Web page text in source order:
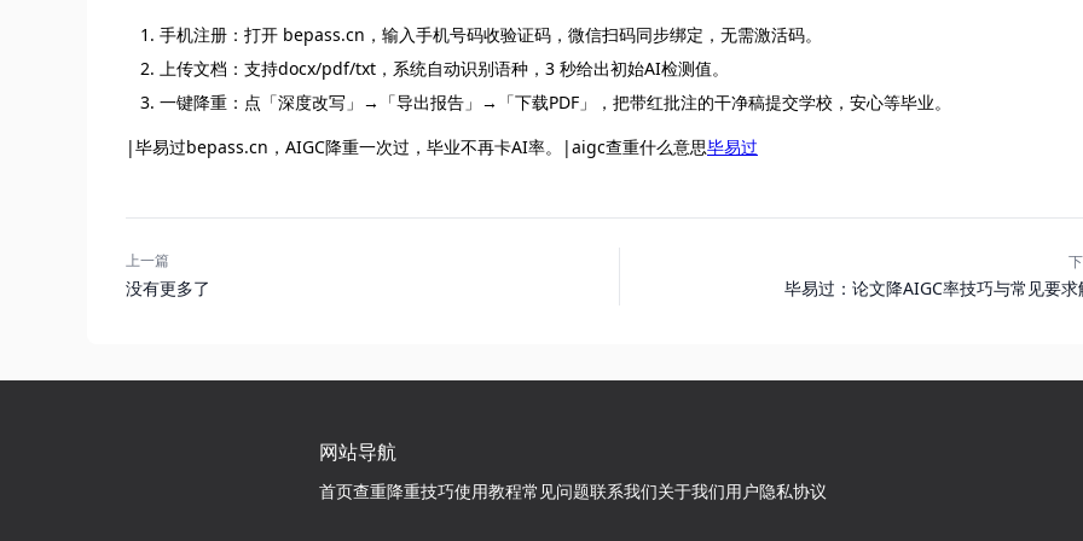
手机注册：打开 bepass.cn，输入手机号码收验证码，微信扫码同步绑定，无需激活码。
上传文档：支持docx/pdf/txt，系统自动识别语种，3 秒给出初始AI检测值。
一键降重：点「深度改写」→「导出报告」→「下载PDF」，把带红批注的干净稿提交学校，安心等毕业。
|毕易过bepass.cn，AIGC降重一次过，毕业不再卡AI率。|aigc查重什么意思毕易过
上一篇
没有更多了 毕易过：论文降AIGC率技巧与常见要求
网站导航
首页查重降重技巧使用教程常见问题联系我们关于我们用户隐私协议